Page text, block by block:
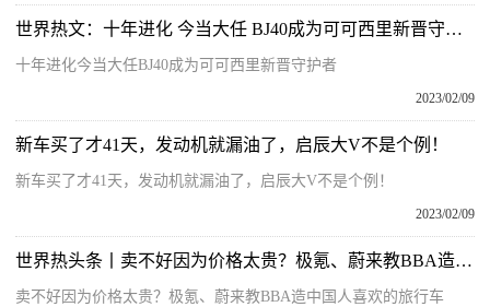
世界热文：十年进化 今当大任 BJ40成为可可西里新晋守护者
十年进化今当大任BJ40成为可可西里新晋守护者
2023/02/09
新车买了才41天，发动机就漏油了，启辰大V不是个例！
新车买了才41天，发动机就漏油了，启辰大V不是个例！
2023/02/09
世界热头条丨卖不好因为价格太贵？极氪、蔚来教BBA造中国人喜欢的旅行车
卖不好因为价格太贵？极氪、蔚来教BBA造中国人喜欢的旅行车